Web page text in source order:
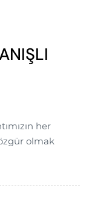
her
olmak